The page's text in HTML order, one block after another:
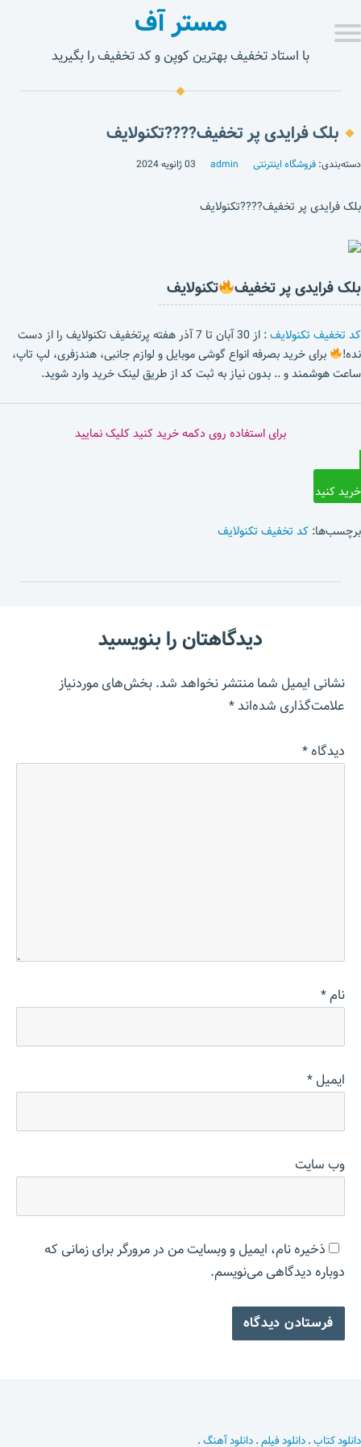
مستر آف
با استاد تخفیف بهترین کوپن و کد تخفیف را بگیرید
بلک فرایدی پر تخفیف????تکنولایف
دسته‌بندی: فروشگاه اینترنتی admin 03 ژانویه 2024
بلک فرایدی پر تخفیف????تکنولایف
بلک فرایدی پر تخفیف تکنولایف
کد تخفیف تکنولایف
: از 30 آبان تا 7 آذر هفته پرتخفیف تکنولایف را از دست
نده!
برای خرید بصرفه انواع گوشی موبایل و لوازم جانبی، هندزفری، لپ تاپ،
ساعت هوشمند و .. بدون نیاز به ثبت کد از طریق لینک خرید وارد شوید.
برای استفاده روی دکمه خرید کنید کلیک نمایید
خرید کنید
برچسب‌ها: کد تخفیف تکنولایف
دیدگاهتان را بنویسید
نشانی ایمیل شما منتشر نخواهد شد.بخش‌های موردنیاز
علامت‌گذاری شده‌اند*
دیدگاه*
نام*
ایمیل*
وب‌ سایت
ذخیره نام، ایمیل و وبسایت من در مرورگر برای زمانی که
دوباره دیدگاهی می‌نویسم.
دانلود کتاب.دانلود فیلم.دانلود آهنگ.